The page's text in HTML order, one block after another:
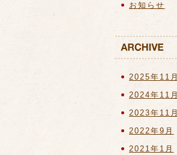
お知らせ
2025年11月
2024年11月
2023年11月
2022年9月
2021年1月